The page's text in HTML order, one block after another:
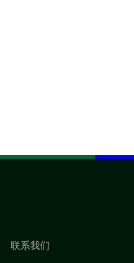
联系我们